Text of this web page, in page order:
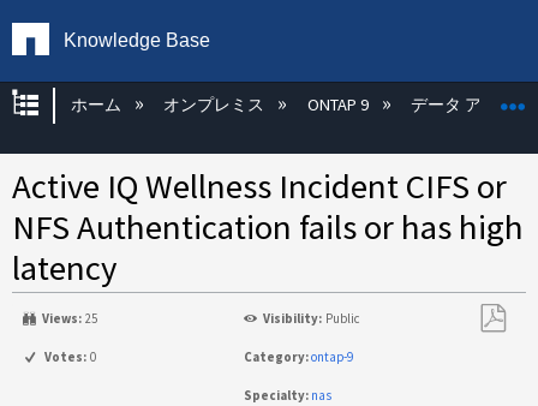
Knowledge Base
グローバル階層を展開/折りたたむ
ホーム オンプレミス ONTAP 9 データ アクセス
Active IQ Wellness Incident CIFS or
NFS Authentication fails or has high
latency
Views: 25 Visibility: Public
Votes: 0 Category:ontap-9
Specialty: nas